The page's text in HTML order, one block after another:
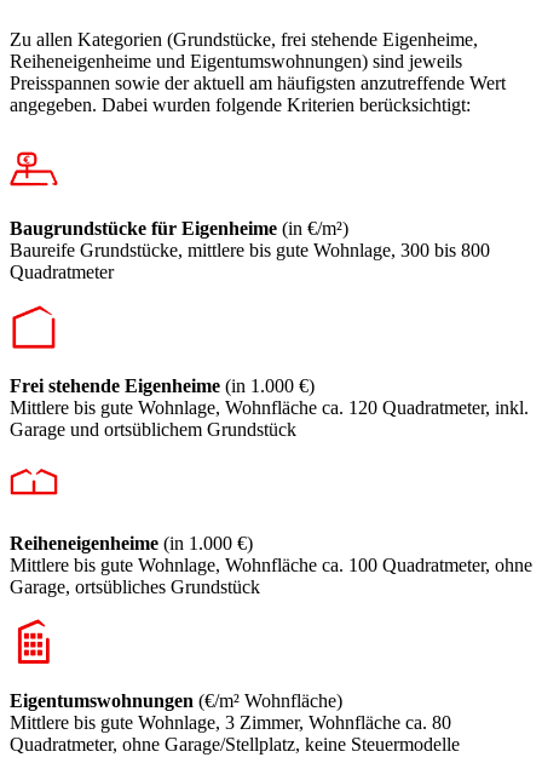
Zu allen Kategorien (Grundstücke, frei stehende Eigenheime,
Reiheneigenheime und Eigen­tumswohnungen) sind jeweils
Preisspannen sowie der aktuell am häufigsten anzutreffende Wert
angegeben. Dabei wurden folgende Kriterien berücksichtigt:
Baugrundstücke für Eigenheime (in €/m²)
Baureife Grundstücke, mittlere bis gute Wohnlage, 300 bis 800
Quadratmeter
Frei stehende Eigenheime (in 1.000 €)
Mittlere bis gute Wohnlage, Wohnfläche ca. 120 Quadratmeter, inkl.
Garage und ortsüblichem Grundstück
Reiheneigenheime (in 1.000 €)
Mittlere bis gute Wohnlage, Wohnfläche ca. 100 Quadratmeter, ohne
Garage, ortsübliches Grundstück
Eigentumswohnungen (€/m² Wohnfläche)
Mittlere bis gute Wohnlage, 3 Zimmer, Wohnfläche ca. 80
Quadratmeter, ohne Garage/Stellplatz, keine Steuermodelle